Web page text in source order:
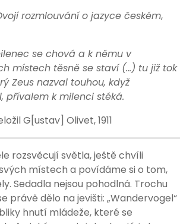
rozmlouvání o jazyce českém,
se chová a k němu v
místech těsně se staví (…) tu již tok
Zeus nazval touhou, když
přívalem k milenci stéká.
G[ustav] Olivet, 1911
rozsvěcují světla, ještě chvíli
místech a povídáme si o tom,
Sedadla nejsou pohodlná. Trochu
právě dělo na jevišti: „Wandervogel“
hnutí mládeže, které se